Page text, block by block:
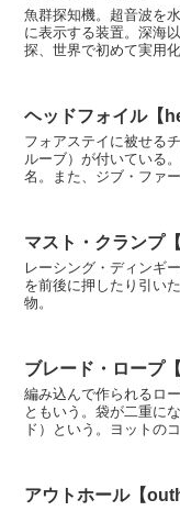
魚群探知機。超音波を
に表示する装置。深海
探、世界で初めて実用
ヘッドフォイル【
フォアステイに被せる
ルーブ）が付いている
名。また、ジブ・ファ
マスト・クランプ
レーシング・ディンギ
を前後に押したり引い
物。
ブレード・ロープ
編み込んで作られるロ
ともいう。袋が二重に
ド）という。ヨットの
アウトホール【